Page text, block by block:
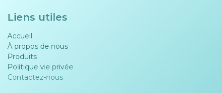
Liens utiles
Accueil
À propos de nous
Produits
Politique vie privée​​
Contactez-nous